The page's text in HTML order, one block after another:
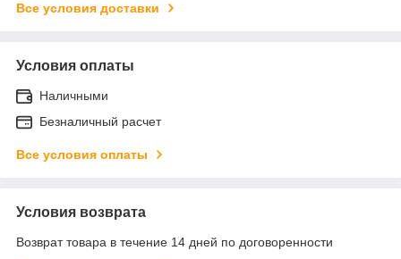
Все условия доставки
Условия оплаты
Наличными
Безналичный расчет
Все условия оплаты
Условия возврата
Возврат товара в течение 14 дней по договоренности